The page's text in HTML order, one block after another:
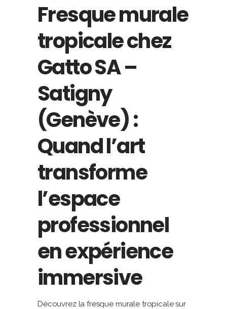
Fresque murale
tropicale chez
Gatto SA –
Satigny
(Genève) :
Quand l’art
transforme
l’espace
professionnel
en expérience
immersive
Découvrez la fresque murale tropicale sur